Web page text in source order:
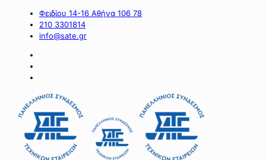
Φειδίου 14-16 Αθήνα 106 78
210 3301814
info@sate.gr